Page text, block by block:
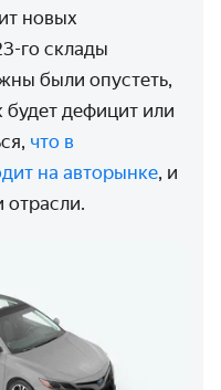
новых
го склады
были опустеть,
будет дефицит или
что в
на авторынке, и
отрасли.